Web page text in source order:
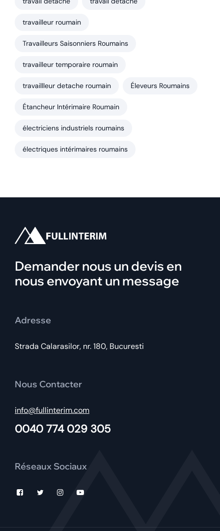
travailleur roumain
Travailleurs Saisonniers Roumains
travailleur temporaire roumain
travaillleur detache roumain Éleveurs Roumains
Étancheur Intérimaire Roumain
électriciens industriels roumains
électriques intérimaires roumains
Demander nous un devis en
nous envoyant un message
Adresse
Strada Calarasilor, nr. 180, Bucuresti
Nous Contacter
0040 774 029 305
info@fullinterim.com
Réseaux Sociaux